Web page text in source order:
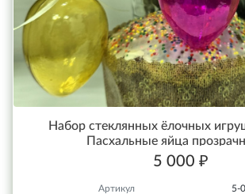
Набор стеклянных ёлочных
Пасхальные яйца
5 000 ₽
Артикул
5-